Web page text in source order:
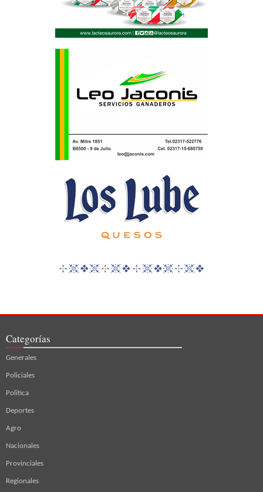
Categorías
Generales
Policiales
Política
Deportes
Agro
Nacionales
Provinciales
Regionales